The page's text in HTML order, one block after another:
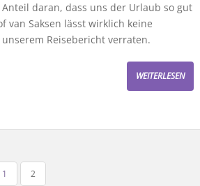
daran, dass uns der Urlaub so gut
van Saksen lässt wirklich keine
Reisebericht verraten.
WEITERLESEN
1 2